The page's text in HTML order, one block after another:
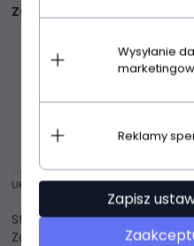
ZOBACZ RÓWNIEŻ
UKRYJ OPIS
Stylowa, dopasowana
Zapinana z tyłu na zamek.
Wysyłanie
Reklamy
Zapisz